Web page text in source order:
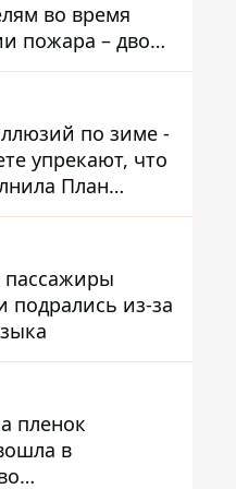
во время
пожара – двое
по зиме -
упрекают, что
План
на 20%
подрались из-за
пленок
в